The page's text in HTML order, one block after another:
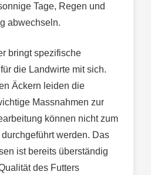
Tage, Regen und
abwechseln.
bringt spezifische
die Landwirte mit sich.
Äckern leiden die
Massnahmen zur
können nicht zum
werden. Das
ist bereits überständig
des Futters